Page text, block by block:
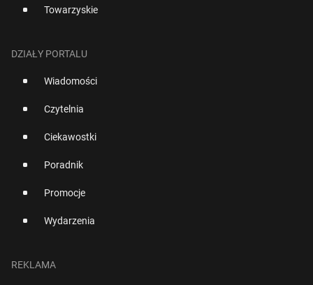
Towarzyskie
DZIAŁY PORTALU
Wiadomości
Czytelnia
Ciekawostki
Poradnik
Promocje
Wydarzenia
REKLAMA